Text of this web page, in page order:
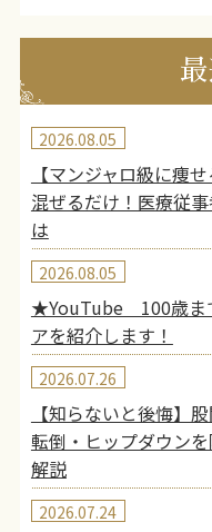
【マンジャロ級に痩
混ぜるだけ！医療従
は
2026.08.05
★YouTube 100歳ま
アを紹介します！
2026.08.05
【知らないと後悔】
転倒・ヒップダウン
解説
2026.07.26
2026.07.24